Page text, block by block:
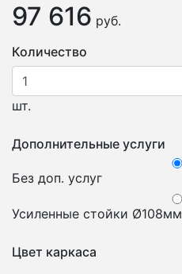
97 616 руб.
Количество
шт.
Дополнительные услуги
Без доп. услуг
Усиленные стойки Ø108мм
Цвет каркаса